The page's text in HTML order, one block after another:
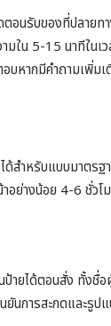
ตอนรับของที่ปลา
น 5-15 นาทีในเ
หากมีคำถามเพิ่ม
ำหรับแบบมาตรฐ
อย่างน้อย 4-6 ชั่
ายได้ตอนสั่ง ทั้ง
นการสะกดและ